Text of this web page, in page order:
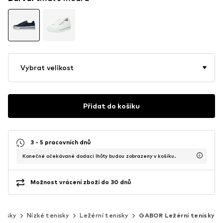
Vybrat velikost
Přidat do košíku
3 - 5 pracovních dnů
Konečné očekávané dodací lhůty budou zobrazeny v košíku.
Možnost vrácení zboží do 30 dnů
Nízké tenisky Ležérní tenisky GABOR Ležérní tenisky